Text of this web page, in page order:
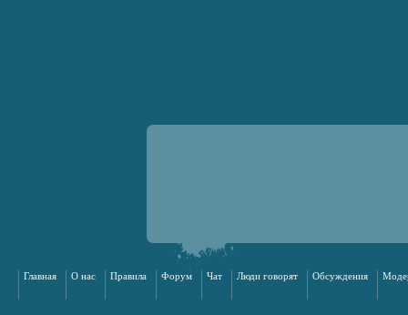
Главная О нас Правила Форум Чат Люди говорят Обсуждения